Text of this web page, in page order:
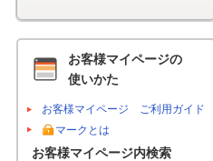
お客様マイページの
使いかた
お客様マイページ ご利用ガイド
マークとは
お客様マイページ内検索